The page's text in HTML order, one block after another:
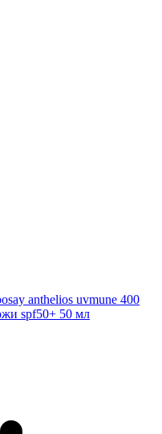
anthelios uvmune 400
spf50+ 50 мл